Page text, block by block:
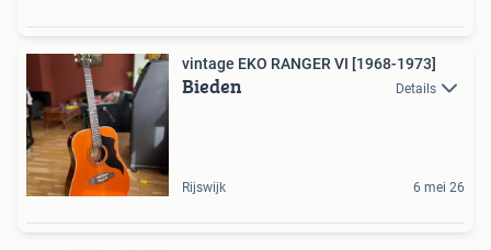
vintage EKO RANGER VI [1968-1973]
Bieden Details
Rijswijk 6 mei 26